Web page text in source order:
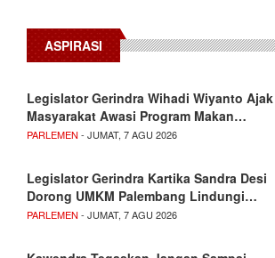
ASPIRASI
Legislator Gerindra Wihadi Wiyanto Ajak
Masyarakat Awasi Program Makan…
PARLEMEN - JUMAT, 7 AGU 2026
Legislator Gerindra Kartika Sandra Desi
Dorong UMKM Palembang Lindungi…
PARLEMEN - JUMAT, 7 AGU 2026